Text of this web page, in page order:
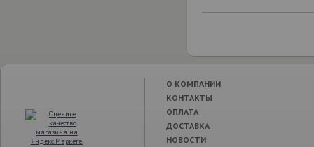
О КОМПАНИИ
КОНТАКТЫ
ОПЛАТА
ДОСТАВКА
НОВОСТИ